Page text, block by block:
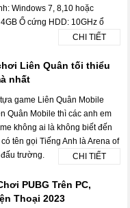
Windows 7, 8,10 hoặc
Ổ cứng HDD: 10GHz ổ
CHI TIẾT
Liên Quân tối thiểu
nhất
game Liên Quân Mobile
Quân Mobile thì các anh em
không ai là không biết đến
tên gọi Tiếng Anh là Arena of
trường.
CHI TIẾT
PUBG Trên PC,
Thoại 2023